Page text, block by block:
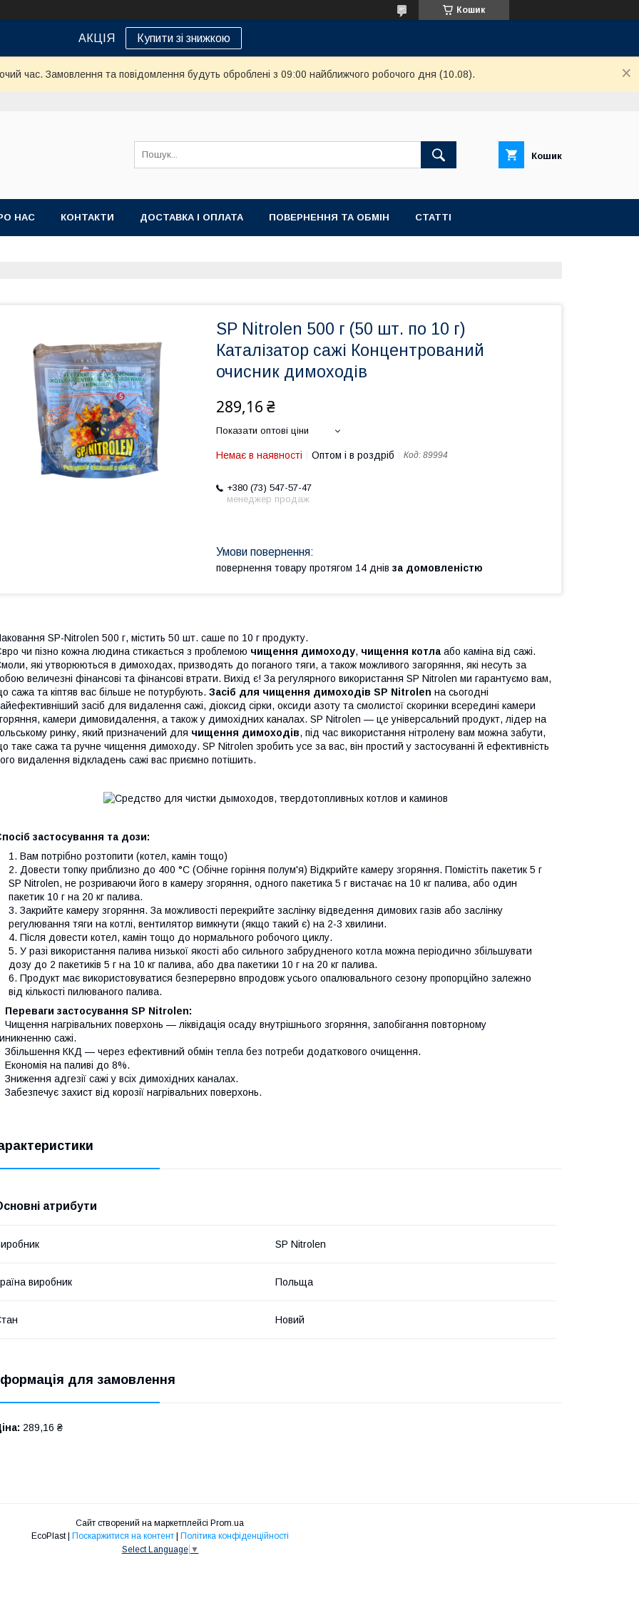
Кошик
АКЦІЯ Купити зі знижкою
час. Замовлення та повідомлення будуть оброблені з 09:00 найближчого робочого дня (10.08).
Кошик
НАС КОНТАКТИ ДОСТАВКА І ОПЛАТА ПОВЕРНЕННЯ ТА ОБМІН СТАТТІ
SP Nitrolen 500 г (50 шт. по 10 г)
Каталізатор сажі Концентрований
очисник димоходів
289,16 ₴
Показати оптові ціни
Немає в наявності Оптом і в роздріб Код: 89994
+380 (73) 547-57-47
менеджер продаж
повернення товару протягом 14 днів за домовленістю
SP-Nitrolen 500 г, містить 50 шт. саше по 10 г продукту.
чи пізно кожна людина стикається з проблемою чищення димоходу, чищення котла або каміна від сажі.
які утворюються в димоходах, призводять до поганого тяги, а також можливого загоряння, які несуть за
величезні фінансові та фінансові втрати. Вихід є! За регулярного використання SP Nitrolen ми гарантуємо вам,
сажа та кіптяв вас більше не потурбують. Засіб для чищення димоходів SP Nitrolen на сьогодні
засіб для видалення сажі, діоксид сірки, оксиди азоту та смолистої скоринки всередині камери
камери димовидалення, а також у димохідних каналах. SP Nitrolen — це універсальний продукт, лідер на
ринку, який призначений для чищення димоходів, під час використання нітролену вам можна забути,
таке сажа та ручне чищення димоходу. SP Nitrolen зробить усе за вас, він простий у застосуванні й ефективність
видалення відкладень сажі вас приємно потішить.
застосування та дози:
Вам потрібно розтопити (котел, камін тощо)
Довести топку приблизно до 400 °C (Обічне горіння полум'я) Відкрийте камеру згоряння. Помістіть пакетик 5 г
SP Nitrolen, не розриваючи його в камеру згоряння, одного пакетика 5 г вистачає на 10 кг палива, або один
пакетик 10 г на 20 кг палива.
Закрийте камеру згоряння. За можливості перекрийте заслінку відведення димових газів або заслінку
регулювання тяги на котлі, вентилятор вимкнути (якщо такий є) на 2-3 хвилини.
Після довести котел, камін тощо до нормального робочого циклу.
У разі використання палива низької якості або сильного забрудненого котла можна періодично збільшувати
дозу до 2 пакетиків 5 г на 10 кг палива, або два пакетики 10 г на 20 кг палива.
Продукт має використовуватися безперервно впродовж усього опалювального сезону пропорційно залежно
від кількості пилюваного палива.
Переваги застосування SP Nitrolen:
Чищення нагрівальних поверхонь — ліквідація осаду внутрішнього згоряння, запобігання повторному
сажі.
Збільшення ККД — через ефективний обмін тепла без потреби додаткового очищення.
Економія на паливі до 8%.
Зниження адгезії сажі у всіх димохідних каналах.
Забезпечує захист від корозії нагрівальних поверхонь.
атрибути
SP Nitrolen
виробник Польща
Новий
для замовлення
289,16 ₴
Сайт створений на маркетплейсі Prom.ua
Поскаржитися на контент
Політика конфіденційності
Select Language ▼